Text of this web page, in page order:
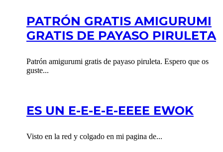
PATRÓN GRATIS AMIGURUMI
GRATIS DE PAYASO PIRULETA
Patrón amigurumi gratis de payaso piruleta. Espero que os
guste...
ES UN E-E-E-E-EEEE EWOK
Visto en la red y colgado en mi pagina de...